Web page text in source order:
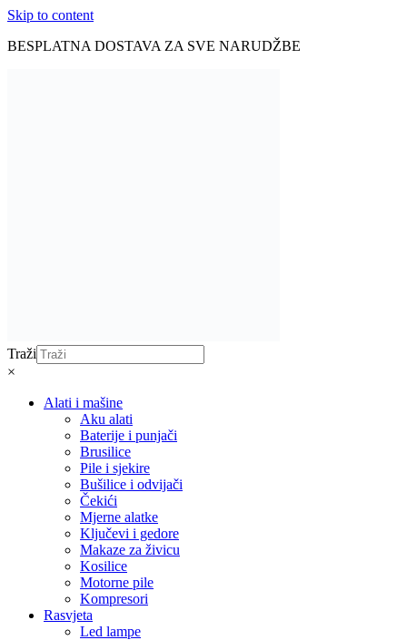
Skip to content
BESPLATNA DOSTAVA ZA SVE NARUDŽBE
Traži
×
Alati i mašine
Aku alati
Baterije i punjači
Brusilice
Pile i sjekire
Bušilice i odvijači
Čekići
Mjerne alatke
Ključevi i gedore
Makaze za živicu
Kosilice
Motorne pile
Kompresori
Rasvjeta
Led lampe